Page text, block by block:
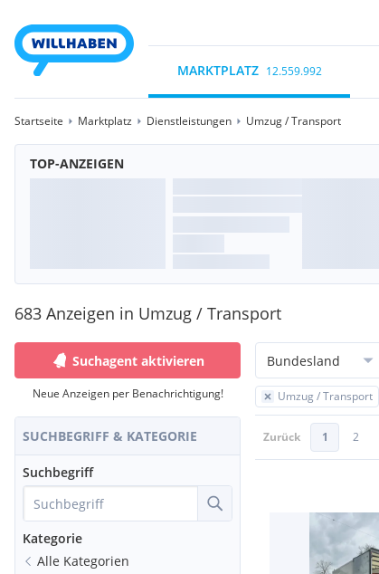
MARKTPLATZ 12.559.992
Startseite Marktplatz Dienstleistungen Umzug / Transport
TOP-ANZEIGEN
683 Anzeigen in Umzug / Transport
Suchagent aktivieren
Neue Anzeigen per Benachrichtigung!
SUCHBEGRIFF & KATEGORIE
Suchbegriff
Kategorie
Alle Kategorien
Bundesland
Umzug / Transport
Zurück 1 2